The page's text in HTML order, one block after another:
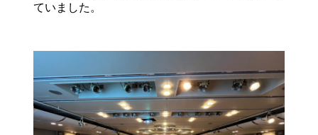
ていました。